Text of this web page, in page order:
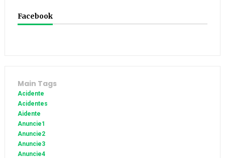
Facebook
Main Tags
Acidente
Acidentes
Aidente
Anuncie1
Anuncie2
Anuncie3
Anuncie4